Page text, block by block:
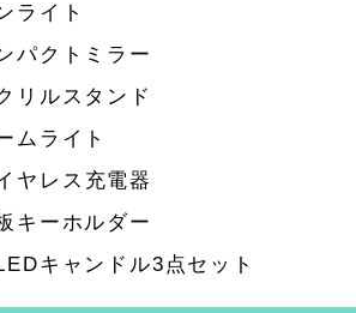
ライト
パクトミラー
リルスタンド
ムライト
ヤレス充電器
キーホルダー
キャンドル3点セット